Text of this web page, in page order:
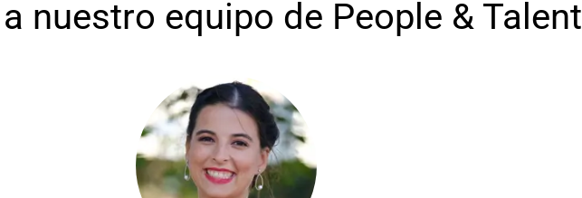
nuestro equipo de People & Talent